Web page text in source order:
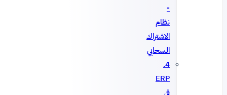
-
نظام
الاشتراك
السحابي
4.
ERP
في